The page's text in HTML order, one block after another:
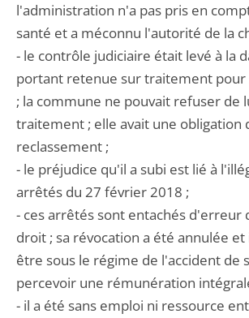
l'administration n'a pas pris en
santé et a méconnu l'autorité de la
- le contrôle judiciaire était levé à la
portant retenue sur traitement pour
; la commune ne pouvait refuser de
traitement ; elle avait une obligation
reclassement ;
- le préjudice qu'il a subi est lié à
arrêtés du 27 février 2018 ;
- ces arrêtés sont entachés d'erreur
droit ; sa révocation a été annulée et
être sous le régime de l'accident de
percevoir une rémunération
- il a été sans emploi ni ressource